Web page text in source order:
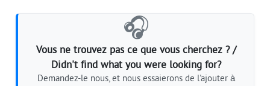
🎧
Vous ne trouvez pas ce que vous cherchez ? /
Didn't find what you were looking for?
Demandez-le nous, et nous essaierons de l'ajouter à